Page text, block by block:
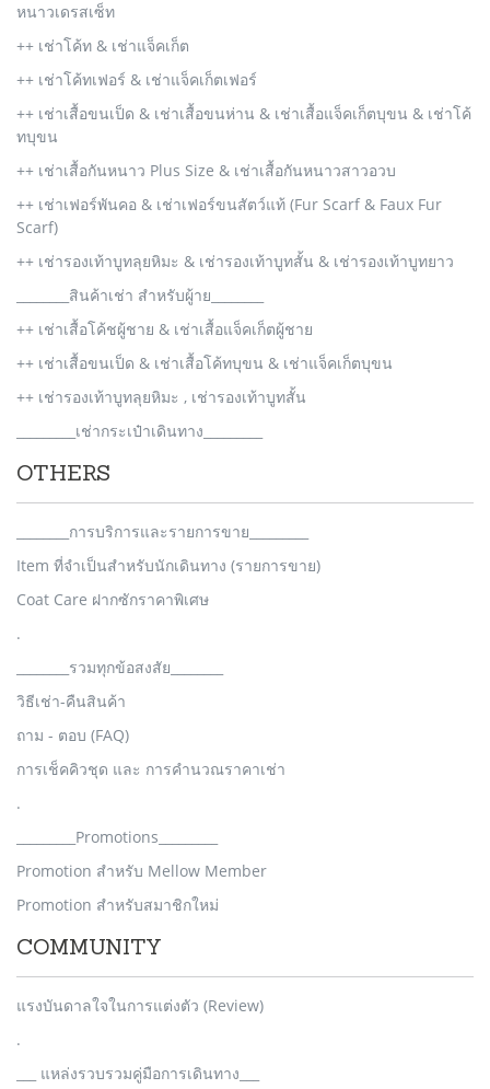
หนาวเดรสเซ็ท
++ เช่าโค้ท & เช่าแจ็คเก็ต
++ เช่าโค้ทเฟอร์ & เช่าแจ็คเก็ตเฟอร์
++ เช่าเสื้อขนเป็ด & เช่าเสื้อขนห่าน & เช่าเสื้อแจ็คเก็ตบุขน & เช่าโค้
ทบุขน
++ เช่าเสื้อกันหนาว Plus Size & เช่าเสื้อกันหนาวสาวอวบ
++ เช่าเฟอร์พันคอ & เช่าเฟอร์ขนสัตว์แท้ (Fur Scarf & Faux Fur
Scarf)
++ เช่ารองเท้าบูทลุยหิมะ & เช่ารองเท้าบูทสั้น & เช่ารองเท้าบูทยาว
________สินค้าเช่า สำหรับผู้าย________
++ เช่าเสื้อโค้ชผู้ชาย & เช่าเสื้อแจ็คเก็ตผู้ชาย
++ เช่าเสื้อขนเป็ด & เช่าเสื้อโค้ทบุขน & เช่าแจ็คเก็ตบุขน
++ เช่ารองเท้าบูทลุยหิมะ , เช่ารองเท้าบูทสั้น
_________เช่ากระเป๋าเดินทาง_________
OTHERS
________การบริการและรายการขาย_________
Item ที่จำเป็นสำหรับนักเดินทาง (รายการขาย)
Coat Care ฝากซักราคาพิเศษ
.
________รวมทุกข้อสงสัย________
วิธีเช่า-คืนสินค้า
ถาม - ตอบ (FAQ)
การเช็คคิวชุด และ การคำนวณราคาเช่า
.
_________Promotions_________
Promotion สำหรับ Mellow Member
Promotion สำหรับสมาชิกใหม่
COMMUNITY
แรงบันดาลใจในการแต่งตัว (Review)
.
___ แหล่งรวบรวมคู่มือการเดินทาง___